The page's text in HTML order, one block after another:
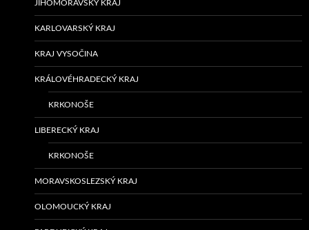
JIHOMORAVSKÝ KRAJ
KARLOVARSKÝ KRAJ
KRAJ VYSOČINA
KRÁLOVÉHRADECKÝ KRAJ
KRKONOŠE
LIBERECKÝ KRAJ
KRKONOŠE
MORAVSKOSLEZSKÝ KRAJ
OLOMOUCKÝ KRAJ